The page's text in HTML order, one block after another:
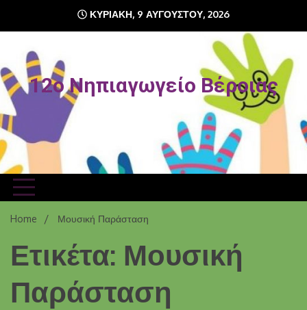
content
ΚΥΡΙΑΚΉ, 9 ΑΥΓΟΎΣΤΟΥ, 2026
12o Νηπιαγωγείο Βέροιας
Home Μουσική Παράσταση
Ετικέτα: Μουσική
Παράσταση